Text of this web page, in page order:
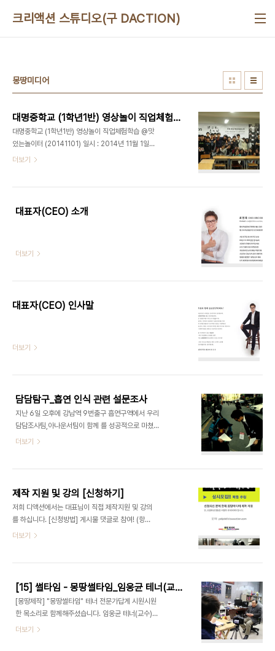
크리액션 스튜디오(구 DACTION)
몽땅미디어
대명중학교 (1학년1반) 영상놀이 직업체험학습 @맛있는놀이터 (20141101)
대명중학교 (1학년1반) 영상놀이 직업체험학습 @맛
있는놀이터 (20141101) 일시 : 2014년 11월 1일
토요일 오후 장소 : 강서구 맛있는놀이터 대상 : 서울
1반 학생들이 찾아왔습니다. 멀리 강남에서 온 귀한
친구들이었는데요. 대명중학교 학생들에게도 전날
답니다. 오늘부터 11월 한 달간 매주 토요일마다 두
체험학습을 진행하게 되었는데요. 이 날은 특별히 최
더보기
대표자(CEO) 소개
더보기
대표자(CEO) 인사말
더보기
담담탐구_흡연 인식 관련 설문조사
지난 6일 오후에 강남역 9번출구 흡연구역에서 우리
담담조사팀,아나운서팀이 함께 를 성공적으로 마쳤
습니다. 오프라인 설문조사에 선뜻 응해주신 200여
참여하기☞
https://docs.google.com/forms/d/1J-
BWVCA6t10IabfVE6B59K3qMC8ue4-
HsQWFtdMdbsU/viewform [깨알 같은 이벤
트] 하나! 이 게시물 좋아요 및 댓글로 응원메세지를
콘을 드립니다!
더보기
제작 지원 및 강의 [신청하기]
저희 디액션에서는 대표님이 직접 제작지원 및 강의
를 하십니다. [신청방법] 게시물 댓글로 참여! (항시
모집)
더보기
[15] 썰타임 - 몽땅썰타임_임웅균 테너(교수) 인터뷰
[몽땅제작] "몽땅썰타임" 테너 전문가답게 시원시원
한 목소리로 함께해주셨습니다. 임웅균 테너(교수)
인터뷰 영상입니다. 촬영 현장
더보기